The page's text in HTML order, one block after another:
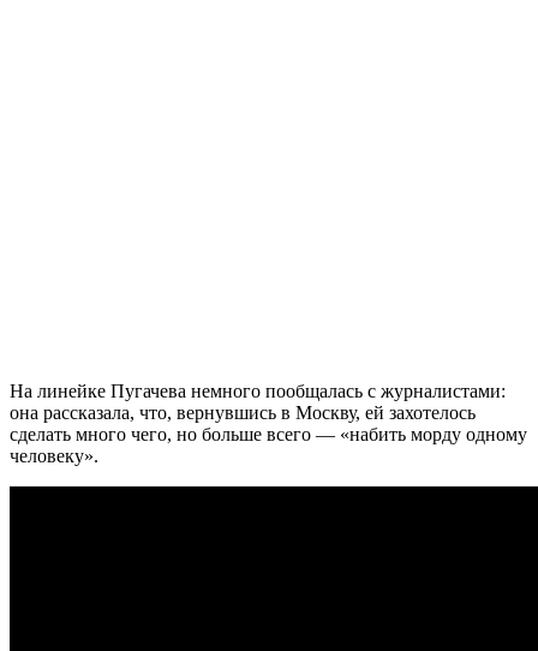
На линейке Пугачева немного пообщалась с журналистами:
она рассказала, что, вернувшись в Москву, ей захотелось
сделать много чего, но больше всего — «набить морду одному
человеку».